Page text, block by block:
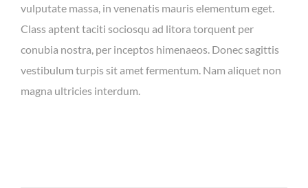
vulputate massa, in venenatis mauris elementum eget.
Class aptent taciti sociosqu ad litora torquent per
conubia nostra, per inceptos himenaeos. Donec sagittis
vestibulum turpis sit amet fermentum. Nam aliquet non
magna ultricies interdum.